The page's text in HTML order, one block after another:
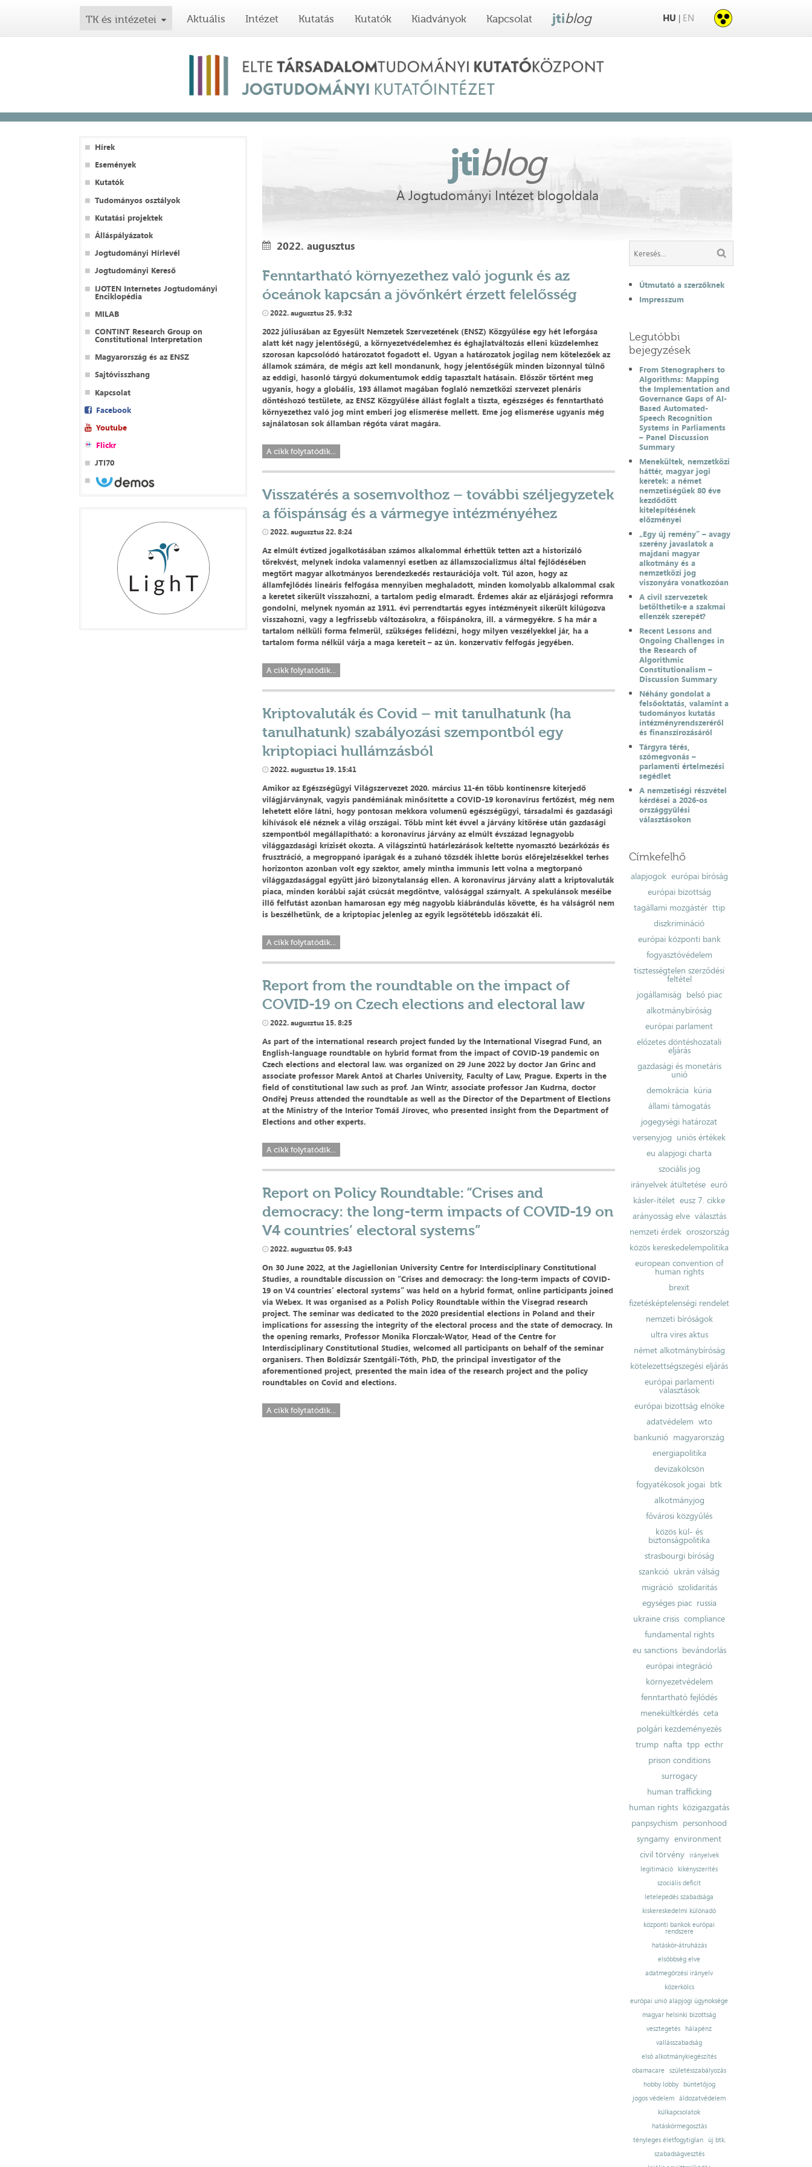
TK és intézetei Aktuális Intézet Kutatás Kutatók Kiadványok Kapcsolat jtiblog HU | EN
Hírek
Események
Kutatók
Tudományos osztályok
Kutatási projektek
Álláspályázatok
Jogtudományi Hírlevél
Jogtudományi Kereső
IJOTEN Internetes Jogtudományi
Enciklopédia
MILAB
CONTINT Research Group on
Constitutional Interpretation
Magyarország és az ENSZ
Sajtóvisszhang
Kapcsolat
Facebook
Youtube
Flickr
JTI70
jtiblog
A Jogtudományi Intézet blogoldala
2022. augusztus
Fenntartható környezethez való jogunk és az
óceánok kapcsán a jövőnkért érzett felelősség
2022. augusztus 25. 9:32
2022 júliusában az Egyesült Nemzetek Szervezetének (ENSZ) Közgyűlése egy hét leforgása
alatt két nagy jelentőségű, a környezetvédelemhez és éghajlatváltozás elleni küzdelemhez
szorosan kapcsolódó határozatot fogadott el. Ugyan a határozatok jogilag nem kötelezőek az
államok számára, de mégis azt kell mondanunk, hogy jelentőségük minden bizonnyal túlnő
az eddigi, hasonló tárgyú dokumentumok eddig tapasztalt hatásain. Először történt meg
ugyanis, hogy a globális, 193 államot magában foglaló nemzetközi szervezet plenáris
döntéshozó testülete, az ENSZ Közgyűlése állást foglalt a tiszta, egészséges és fenntartható
környezethez való jog mint emberi jog elismerése mellett. Eme jog elismerése ugyanis még
sajnálatosan sok államban régóta várat magára.
A cikk folytatódik...
Visszatérés a sosemvolthoz – további széljegyzetek
a főispánság és a vármegye intézményéhez
2022. augusztus 22. 8:24
Az elmúlt évtized jogalkotásában számos alkalommal érhettük tetten azt a historizáló
törekvést, melynek indoka valamennyi esetben az államszocializmus által fejlődésében
megtört magyar alkotmányos berendezkedés restaurációja volt. Túl azon, hogy az
államfejlődés lineáris felfogása mennyiben meghaladott, minden komolyabb alkalommal csak
a keretet sikerült visszahozni, a tartalom pedig elmaradt. Érdemes akár az eljárásjogi reformra
gondolni, melynek nyomán az 1911. évi perrendtartás egyes intézményeit sikerült kilúgozva
visszahozni, vagy a legfrissebb változásokra, a főispánokra, ill. a vármegyékre. S ha már a
tartalom nélküli forma felmerül, szükséges felidézni, hogy milyen veszélyekkel jár, ha a
tartalom forma nélkül várja a maga kereteit – az ún. konzervatív felfogás jegyében.
A cikk folytatódik...
Kriptovaluták és Covid – mit tanulhatunk (ha
tanulhatunk) szabályozási szempontból egy
kriptopiaci hullámzásból
2022. augusztus 19. 15:41
Amikor az Egészségügyi Világszervezet 2020. március 11-én több kontinensre kiterjedő
világjárványnak, vagyis pandémiának minősítette a COVID-19 koronavírus fertőzést, még nem
lehetett előre látni, hogy pontosan mekkora volumenű egészségügyi, társadalmi és gazdasági
kihívások elé néznek a világ országai. Több mint két évvel a járvány kitörése után gazdasági
szempontból megállapítható: a koronavírus járvány az elmúlt évszázad legnagyobb
világgazdasági krízisét okozta. A világszintű határlezárások keltette nyomasztó bezárkózás és
frusztráció, a megroppanó iparágak és a zuhanó tőzsdék ihlette borús előrejelzésekkel terhes
horizonton azonban volt egy szektor, amely mintha immunis lett volna a megtorpanó
világgazdasággal együtt járó bizonytalanság ellen. A koronavírus járvány alatt a kriptovaluták
piaca, minden korábbi saját csúcsát megdöntve, valósággal szárnyalt. A spekulánsok meséibe
illő felfutást azonban hamarosan egy még nagyobb kiábrándulás követte, és ha válságról nem
is beszélhetünk, de a kriptopiac jelenleg az egyik legsötétebb időszakát éli.
A cikk folytatódik...
Report from the roundtable on the impact of
COVID-19 on Czech elections and electoral law
2022. augusztus 15. 8:25
As part of the international research project funded by the International Visegrad Fund, an
English-language roundtable on hybrid format from the impact of COVID-19 pandemic on
Czech elections and electoral law. was organized on 29 June 2022 by doctor Jan Grinc and
associate professor Marek Antoš at Charles University, Faculty of Law, Prague. Experts in the
field of constitutional law such as prof. Jan Wintr, associate professor Jan Kudrna, doctor
Ondřej Preuss attended the roundtable as well as the Director of the Department of Elections
at the Ministry of the Interior Tomáš Jírovec, who presented insight from the Department of
Elections and other experts.
A cikk folytatódik...
Report on Policy Roundtable: “Crises and
democracy: the long-term impacts of COVID-19 on
V4 countries’ electoral systems”
2022. augusztus 05. 9:43
On 30 June 2022, at the Jagiellonian University Centre for Interdisciplinary Constitutional
Studies, a roundtable discussion on “Crises and democracy: the long-term impacts of COVID-
19 on V4 countries’ electoral systems” was held on a hybrid format, online participants joined
via Webex. It was organised as a Polish Policy Roundtable within the Visegrad research
project. The seminar was dedicated to the 2020 presidential elections in Poland and their
implications for assessing the integrity of the electoral process and the state of democracy. In
the opening remarks, Professor Monika Florczak-Wątor, Head of the Centre for
Interdisciplinary Constitutional Studies, welcomed all participants on behalf of the seminar
organisers. Then Boldizsár Szentgáli-Tóth, PhD, the principal investigator of the
aforementioned project, presented the main idea of the research project and the policy
roundtables on Covid and elections.
A cikk folytatódik...
Útmutató a szerzőknek
Impresszum
Legutóbbi
bejegyzések
From Stenographers to
Algorithms: Mapping
the Implementation and
Governance Gaps of AI-
Based Automated-
Speech Recognition
Systems in Parliaments
– Panel Discussion
Summary
Menekültek, nemzetközi
háttér, magyar jogi
keretek: a német
nemzetiségűek 80 éve
kezdődött
kitelepítésének
előzményei
„Egy új remény” – avagy
szerény javaslatok a
majdani magyar
alkotmány és a
nemzetközi jog
viszonyára vonatkozóan
A civil szervezetek
betölthetik-e a szakmai
ellenzék szerepét?
Recent Lessons and
Ongoing Challenges in
the Research of
Algorithmic
Constitutionalism –
Discussion Summary
Néhány gondolat a
felsőoktatás, valamint a
tudományos kutatás
intézményrendszeréről
és finanszírozásáról
Tárgyra térés,
szómegvonás –
parlamenti értelmezési
segédlet
A nemzetiségi részvétel
kérdései a 2026-os
országgyűlési
választásokon
Címkefelhő
alapjogok európai bíróság
európai bizottság
tagállami mozgástér ttip
diszkrimináció
európai központi bank
fogyasztóvédelem
tisztességtelen szerződési
feltétel
jogállamiság belső piac
alkotmánybíróság
európai parlament
előzetes döntéshozatali
eljárás
gazdasági és monetáris
unió
demokrácia kúria
állami támogatás
jogegységi határozat
versenyjog uniós értékek
eu alapjogi charta
szociális jog
irányelvek átültetése euró
kásler-ítélet eusz 7. cikke
arányosság elve választás
nemzeti érdek oroszország
közös kereskedelempolitika
european convention of
human rights
brexit
fizetésképtelenségi rendelet
nemzeti bíróságok
ultra vires aktus
német alkotmánybíróság
kötelezettségszegési eljárás
európai parlamenti
választások
európai bizottság elnöke
adatvédelem wto
bankunió magyarország
energiapolitika
devizakölcsön
fogyatékosok jogai btk
alkotmányjog
fővárosi közgyűlés
közös kül- és
biztonságpolitika
strasbourgi bíróság
szankció ukrán válság
migráció szolidaritás
egységes piac russia
ukraine crisis compliance
fundamental rights
eu sanctions bevándorlás
európai integráció
környezetvédelem
fenntartható fejlődés
menekültkérdés ceta
polgári kezdeményezés
trump nafta tpp ecthr
prison conditions
surrogacy
human trafficking
human rights közigazgatás
panpsychism personhood
syngamy environment
civil törvény
irányelvek
legitimáció
kikényszerítés
szociális deficit
letelepedés szabadsága
kiskereskedelmi különadó
központi bankok európai
rendszere
hatáskör-átruházás
elsőbbség elve
adatmegőrzési irányelv
közerkölcs
európai unió alapjogi ügynoksége
magyar helsinki bizottság
vesztegetés
hálapénz
vallásszabadság
első alkotmánykiegészítés
obamacare
születésszabályozás
hobby lobby
büntetőjog
jogos védelem
áldozatvédelem
külkapcsolatok
hatáskörmegosztás
tényleges életfogytiglan új btk.
szabadságvesztés